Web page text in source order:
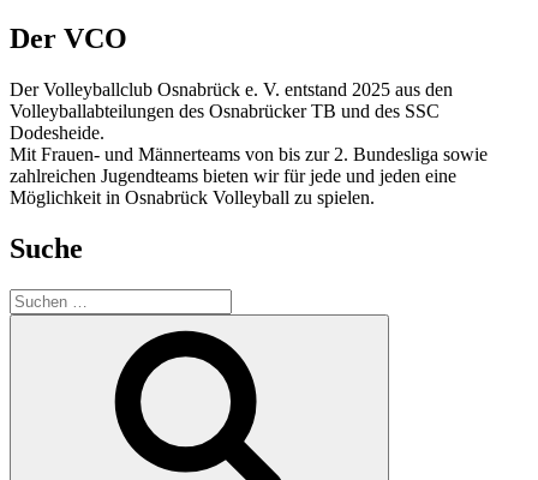
Der VCO
Der Volleyballclub Osnabrück e. V. entstand 2025 aus den
Volleyballabteilungen des Osnabrücker TB und des SSC
Dodesheide.
Mit Frauen- und Männerteams von bis zur 2. Bundesliga sowie
zahlreichen Jugendteams bieten wir für jede und jeden eine
Möglichkeit in Osnabrück Volleyball zu spielen.
Suche
Suchen
nach: